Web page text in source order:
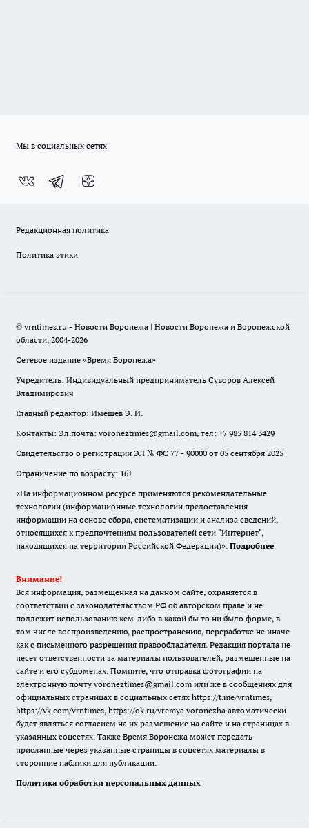
Мы в социальных сетях
Редакционная политика
Политика этики
© vrntimes.ru - Новости Воронежа | Новости Воронежа и Воронежской
области, 2004-2026
Сетевое издание «Время Воронежа»
Учредитель: Индивидуальный предприниматель Суворов Алексей
Владимирович
Главный редактор: Имешев Э. И.
Контакты: Эл.почта: voroneztimes@gmail.com, тел: +7 985 814 3429
Свидетельство о регистрации ЭЛ № ФС 77 - 90000 от 05 сентября 2025
Ограничение по возрасту: 16+
«На информационном ресурсе применяются рекомендательные
технологии (информационные технологии предоставления
информации на основе сбора, систематизации и анализа сведений,
относящихся к предпочтениям пользователей сети "Интернет",
находящихся на территории Российской Федерации)». Подробнее
Внимание!
Вся информация, размещенная на данном сайте, охраняется в
соответствии с законодательством РФ об авторском праве и не
подлежит использованию кем-либо в какой бы то ни было форме, в
том числе воспроизведению, распространению, переработке не иначе
как с письменного разрешения правообладателя. Редакция портала не
несет ответственности за материалы пользователей, размещенные на
сайте и его субдоменах. Помните, что отправка фотографии на
электронную почту voroneztimes@gmail.com или же в сообщениях для
официальных страницах в социальных сетях https://t.me/vrntimes,
https://vk.com/vrntimes, https://ok.ru/vremya.voronezha автоматически
будет являться согласием на их размещение на сайте и на страницах в
указанных соцсетях. Также Время Воронежа может передать
присланные через указанные страницы в соцсетях материалы в
сторонние паблики для публикации.
Политика обработки персональных данных